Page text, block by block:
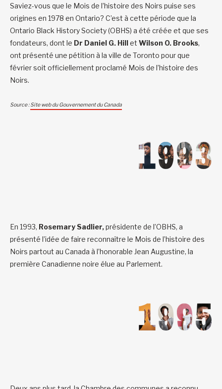
Saviez-vous que le Mois de l’histoire des Noirs puise ses
origines en 1978 en Ontario? C’est à cette période que la
Ontario Black History Society (OBHS) a été créée et que ses
fondateurs, dont le Dr Daniel G. Hillet Wilson O. Brooks,
ont présenté une pétition à la ville de Toronto pour que
février soit officiellement proclamé Mois de l’histoire des
Noirs.
Source :Site web du Gouvernement du Canada
En 1993, Rosemary Sadlier,présidente de l’OBHS, a
présenté l’idée de faire reconnaître le Mois de l’histoire des
Noirs partout au Canada à l’honorable Jean Augustine, la
première Canadienne noire élue au Parlement.